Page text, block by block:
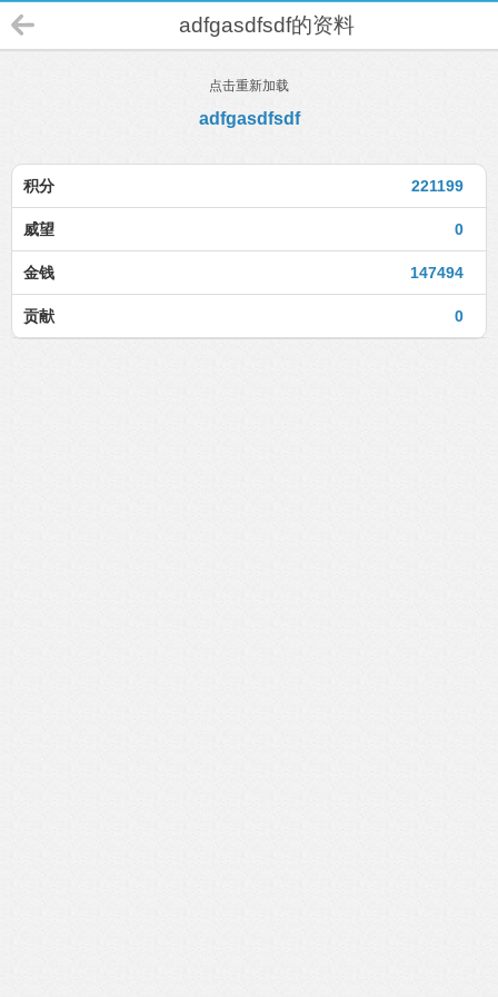
adfgasdfsdf的资料
点击重新加载
adfgasdfsdf
221199
积分
0
威望
147494
金钱
0
贡献